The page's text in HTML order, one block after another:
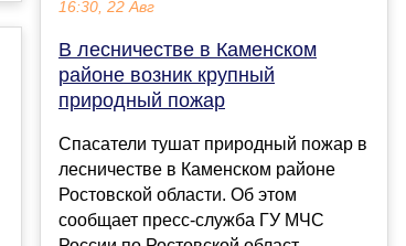
16:30, 22 Авг
В лесничестве в Каменском
районе возник крупный
природный пожар
Спасатели тушат природный пожар в
лесничестве в Каменском районе
Ростовской области. Об этом
сообщает пресс-служба ГУ МЧС